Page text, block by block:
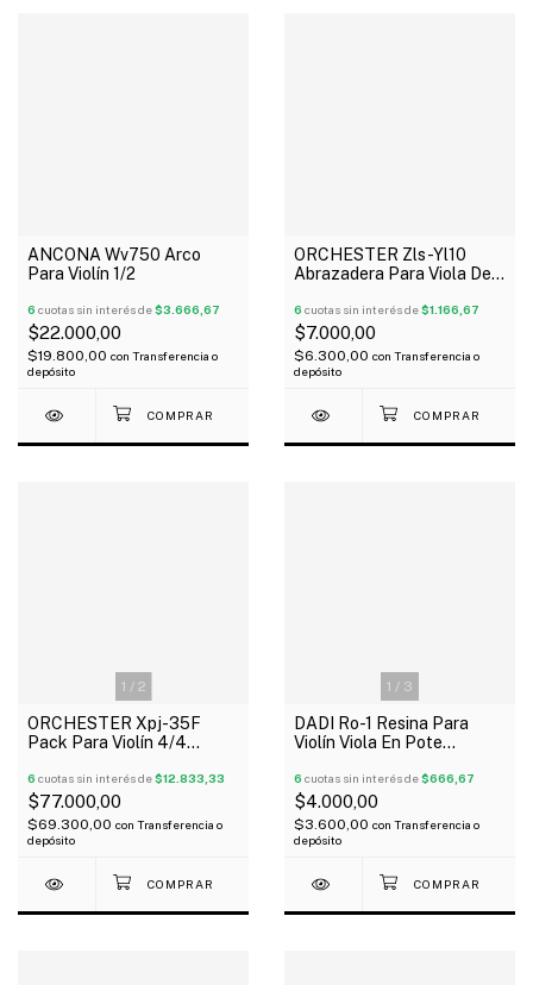
ANCONA Wv750 Arco
Para Violín 1/2
6 cuotas sin interés de$3.666,67
$22.000,00
$19.800,00 con Transferencia o
depósito
ORCHESTER Zls-Yl10
Abrazadera Para Viola De
Plateado
6 cuotas sin interés de$1.166,67
$7.000,00
$6.300,00 con Transferencia o
depósito
1 / 2
ORCHESTER Xpj-35F
Pack Para Violín 4/4
Mentonera Cordal Pin
6 cuotas sin interés de$12.833,33
$77.000,00
$69.300,00 con Transferencia o
depósito
1 / 3
DADI Ro-1 Resina Para
Violín Viola En Pote
6 cuotas sin interés de$666,67
$4.000,00
$3.600,00 con Transferencia o
depósito